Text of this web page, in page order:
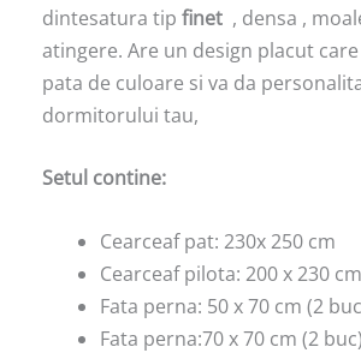
dintesatura tip finet , densa ,
atingere. Are un design placut
pata de culoare si va da
dormitorului tau,
Setul contine:
Cearceaf pat: 230x 250 cm
Cearceaf pilota: 200 x 230 cm
Fata perna: 50 x 70 cm (2
Fata perna:70 x 70 cm (2 buc)